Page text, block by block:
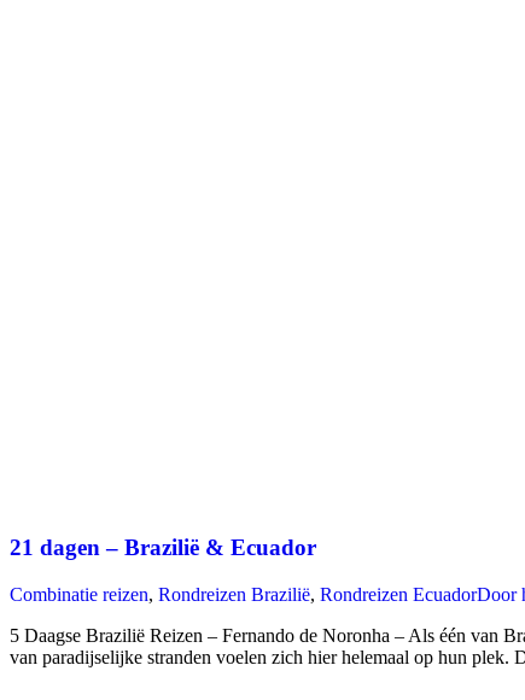
21 dagen – Brazilië & Ecuador
Combinatie reizen, Rondreizen Brazilië, Rondreizen EcuadorDoor
5 Daagse Brazilië Reizen – Fernando de Noronha – Als één van
van paradijselijke stranden voelen zich hier helemaal op hun plek.